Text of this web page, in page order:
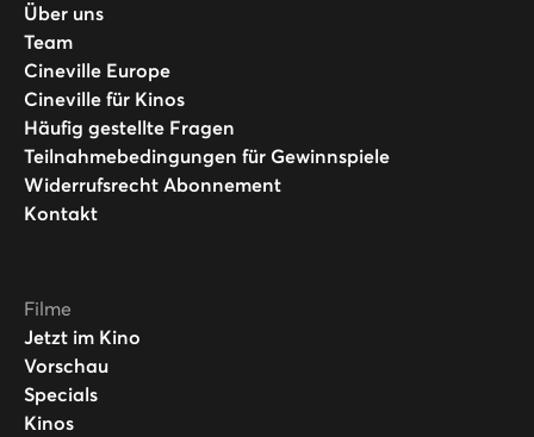
Über uns
Team
Cineville Europe
Cineville für Kinos
Häufig gestellte Fragen
Teilnahmebedingungen für Gewinnspiele
Widerrufsrecht Abonnement
Kontakt
Filme
Jetzt im Kino
Vorschau
Specials
Kinos